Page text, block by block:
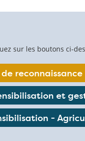
sur les boutons ci-
reconnaissance
et
-